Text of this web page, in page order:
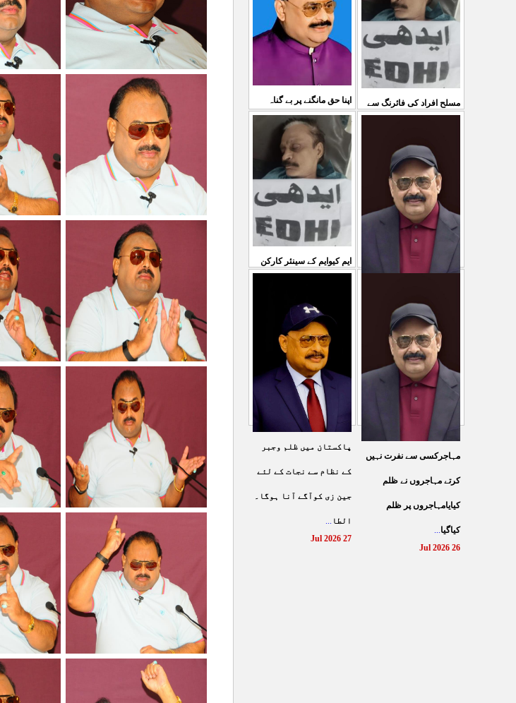
کی کوئی پرواہ نہیں ہے
04 Aug 2026
اپنا حق مانگنے پر بے گناہ
کشمیریوں کو گولیاں مارکر
شہ رگ کوکاٹ دیا گی
31 Jul 2026
مسلح افراد کی فائرنگ سے
سمیع الدین رحمانی ک
ایم کیوایم کے سینئر کارکن
شہادت پر متحدہ قومی
سے ہولی کھیلنابند کی جائے،
الطاف حسین...
پاکستان میں ظلم وجبر
کے نظام سے نجات کے لئے
جین زی کوآگے آنا ہوگا۔
الطا ...
27 Jul 2026
مہاجرکسی سے نفرت نہیں
کرتے مہاجروں نے ظلم
کیایامہاجروں پر ظلم
کیاگیا...
26 Jul 2026